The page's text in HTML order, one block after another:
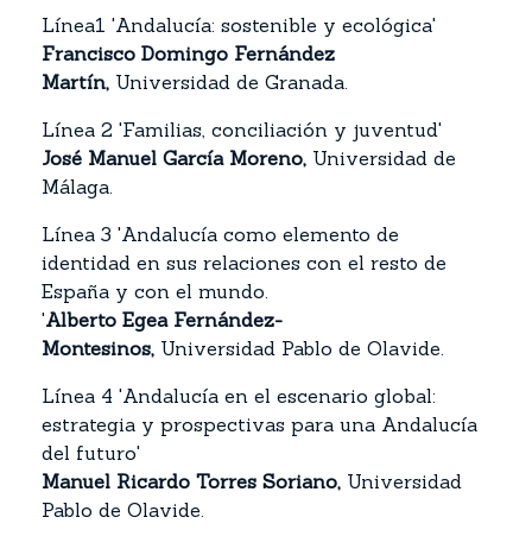
Línea1 'Andalucía: sostenible y ecológica'
Francisco Domingo Fernández
Martín, Universidad de Granada.
Línea 2 'Familias, conciliación y juventud'
José Manuel García Moreno, Universidad de
Málaga.
Línea 3 'Andalucía como elemento de
identidad en sus relaciones con el resto de
España y con el mundo.
'Alberto Egea Fernández-
Montesinos, Universidad Pablo de Olavide.
Línea 4 'Andalucía en el escenario global:
estrategia y prospectivas para una Andalucía
del futuro'
Manuel Ricardo Torres Soriano, Universidad
Pablo de Olavide.